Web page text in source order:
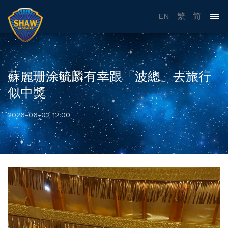
EN 繁 简
蘇麗珊涂毓麟有幸跟「波總」去旅行
似中獎
2026-06-02 12:00